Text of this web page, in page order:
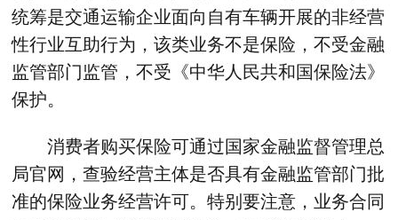
统筹是交通运输企业面向自有车辆开展的非经营
性行业互助行为，该类业务不是保险，不受金融
监管部门监管，不受《中华人民共和国保险法》
保护。
消费者购买保险可通过国家金融监督管理总
局官网，查验经营主体是否具有金融监管部门批
准的保险业务经营许可。特别要注意，业务合同